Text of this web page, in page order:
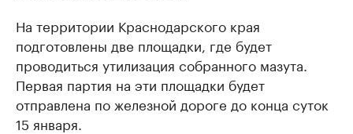
На территории Краснодарского края
подготовлены две площадки, где будет
проводиться утилизация собранного мазута.
Первая партия на эти площадки будет
отправлена по железной дороге до конца суток
15 января.